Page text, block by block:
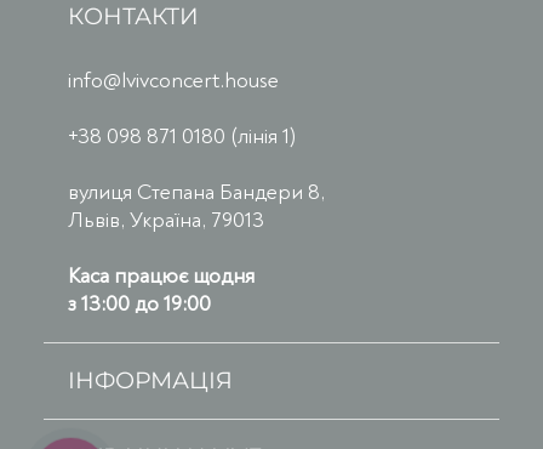
КОНТАКТИ
info@lvivconcert.house
+38 098 871 0180 (лінія 1)
вулиця Степана Бандери 8,
Львів, Україна, 79013
Каса працює щодня
з 13:00 до 19:00
ІНФОРМАЦІЯ